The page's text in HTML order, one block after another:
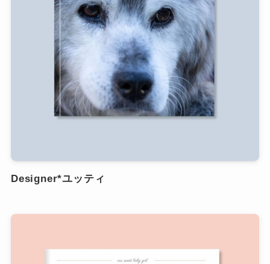
Designer*ユッティ